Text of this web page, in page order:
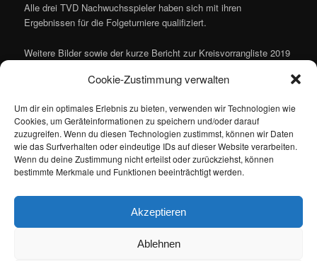
Cookie-Zustimmung verwalten
Um dir ein optimales Erlebnis zu bieten, verwenden wir Technologien wie
Cookies, um Geräteinformationen zu speichern und/oder darauf
zuzugreifen. Wenn du diesen Technologien zustimmst, können wir Daten
wie das Surfverhalten oder eindeutige IDs auf dieser Website verarbeiten.
Wenn du deine Zustimmung nicht erteilst oder zurückziehst, können
bestimmte Merkmale und Funktionen beeinträchtigt werden.
Akzeptieren
Ablehnen
Alle drei TVD Nachwuchsspieler haben sich mit ihren
Ergebnissen für die Folgeturniere qualifiziert.
Weitere Bilder sowie der kurze Bericht zur Kreisvorrangliste 2019
https://www.httv.de/offenbach/news/data/2019/01/19/kreis-
Maik Siebertunter
Setze ein Lesezeichen für denPermalink.